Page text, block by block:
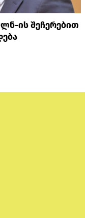
ის შეჩერებით